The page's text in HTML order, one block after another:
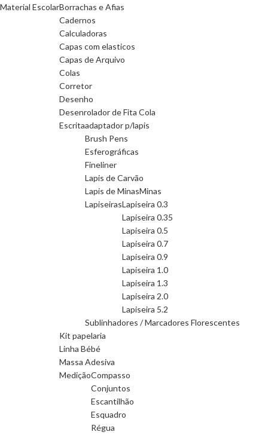
Material EscolarBorrachas e Afias
Cadernos
Calculadoras
Capas com elasticos
Capas de Arquivo
Colas
Corretor
Desenho
Desenrolador de Fita Cola
Escritaadaptador p/lapis
Brush Pens
Esferográficas
Fineliner
Lapis de Carvão
Lapis de MinasMinas
LapiseirasLapiseira 0.3
Lapiseira 0.35
Lapiseira 0.5
Lapiseira 0.7
Lapiseira 0.9
Lapiseira 1.0
Lapiseira 1.3
Lapiseira 2.0
Lapiseira 5.2
Sublinhadores / Marcadores Florescentes
Kit papelaria
Linha Bébé
Massa Adesiva
MediçãoCompasso
Conjuntos
Escantilhão
Esquadro
Régua